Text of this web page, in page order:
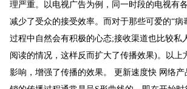
理严重。以电视广告为例，同一时段的电视有
减少了受众的接受效率。而对于那些可爱的“
过程中自然会有积极的心态;接收渠道也比较
阅读的情况，这样反而扩大了传播效果)。以
影响，增强了传播的效果。 更新速度快 网络